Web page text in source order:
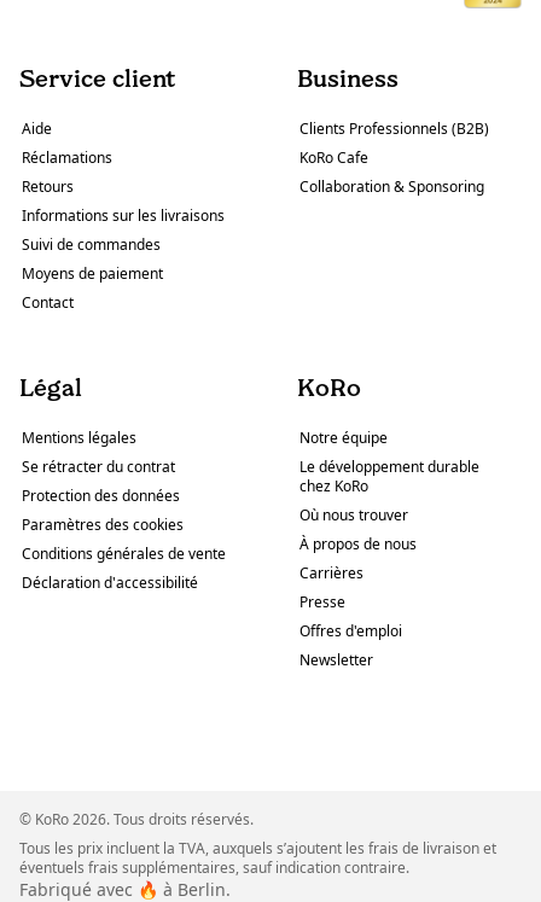
Service client
Aide
Réclamations
Retours
Informations sur les livraisons
Suivi de commandes
Moyens de paiement
Contact
Business
Clients Professionnels (B2B)
KoRo Cafe
Collaboration & Sponsoring
Légal
Mentions légales
Se rétracter du contrat
Protection des données
Paramètres des cookies
Conditions générales de vente
Déclaration d'accessibilité
KoRo
Notre équipe
Le développement durable
chez KoRo
Où nous trouver
À propos de nous
Carrières
Presse
Offres d'emploi
Newsletter
© KoRo 2026. Tous droits réservés.
Tous les prix incluent la TVA, auxquels s’ajoutent les frais de livraison et
éventuels frais supplémentaires, sauf indication contraire.
Fabriqué avec 🔥 à Berlin.